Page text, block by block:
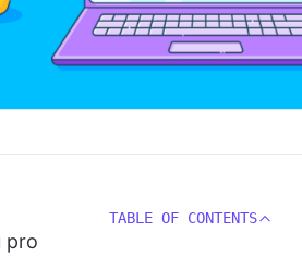
pro
TABLE OF CONTENTS